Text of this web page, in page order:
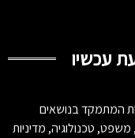
עכשיו
המתמקד בנושאים
טכנולוגיה, מדיניות